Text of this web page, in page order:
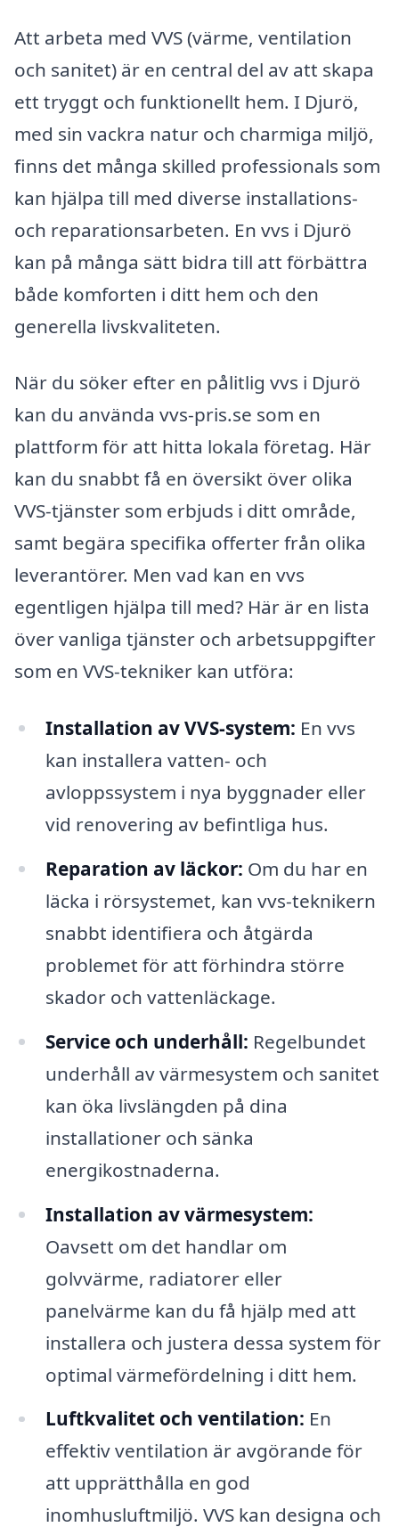
Att arbeta med VVS (värme, ventilation
och sanitet) är en central del av att skapa
ett tryggt och funktionellt hem. I Djurö,
med sin vackra natur och charmiga miljö,
finns det många skilled professionals som
kan hjälpa till med diverse installations-
och reparationsarbeten. En vvs i Djurö
kan på många sätt bidra till att förbättra
både komforten i ditt hem och den
generella livskvaliteten.
När du söker efter en pålitlig vvs i Djurö
kan du använda vvs-pris.se som en
plattform för att hitta lokala företag. Här
kan du snabbt få en översikt över olika
VVS-tjänster som erbjuds i ditt område,
samt begära specifika offerter från olika
leverantörer. Men vad kan en vvs
egentligen hjälpa till med? Här är en lista
över vanliga tjänster och arbetsuppgifter
som en VVS-tekniker kan utföra:
Installation av VVS-system: En vvs
kan installera vatten- och
avloppssystem i nya byggnader eller
vid renovering av befintliga hus.
Reparation av läckor: Om du har en
läcka i rörsystemet, kan vvs-teknikern
snabbt identifiera och åtgärda
problemet för att förhindra större
skador och vattenläckage.
Service och underhåll: Regelbundet
underhåll av värmesystem och sanitet
kan öka livslängden på dina
installationer och sänka
energikostnaderna.
Installation av värmesystem:
Oavsett om det handlar om
golvvärme, radiatorer eller
panelvärme kan du få hjälp med att
installera och justera dessa system för
optimal värmefördelning i ditt hem.
Luftkvalitet och ventilation: En
effektiv ventilation är avgörande för
att upprätthålla en god
inomhusluftmiljö. VVS kan designa och